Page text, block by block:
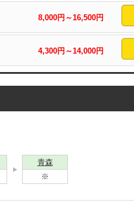
8,000円～16,500円
4,300円～14,000円
青森
※